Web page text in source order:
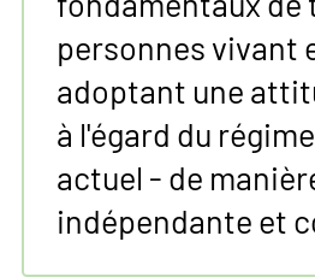
personnes vivant
adoptant une
à l'égard du
actuel - de
indépendante et